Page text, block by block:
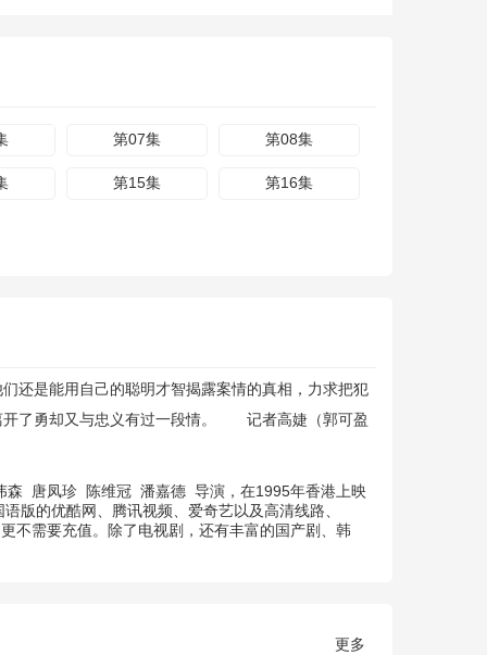
第07集 第08集
第15集 第16集
是能用自己的聪明才智揭露案情的真相，力求把犯
开了勇却又与忠义有过一段情。 记者高婕（郭可盈
森 唐凤珍 陈维冠 潘嘉德 导演，在1995年香港上映
版的优酷网、腾讯视频、爱奇艺以及高清线路、
不需要充值。除了电视剧，还有丰富的国产剧、韩
更多